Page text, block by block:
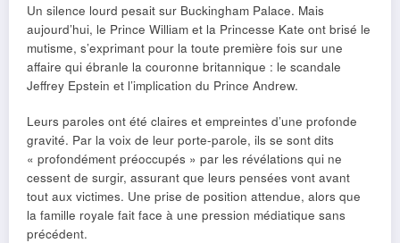
Un silence lourd pesait sur Buckingham Palace. Mais
aujourd’hui, le Prince William et la Princesse Kate ont brisé le
mutisme, s’exprimant pour la toute première fois sur une
affaire qui ébranle la couronne britannique : le scandale
Jeffrey Epstein et l’implication du Prince Andrew.
Leurs paroles ont été claires et empreintes d’une profonde
gravité. Par la voix de leur porte-parole, ils se sont dits
« profondément préoccupés » par les révélations qui ne
cessent de surgir, assurant que leurs pensées vont avant
tout aux victimes. Une prise de position attendue, alors que
la famille royale fait face à une pression médiatique sans
précédent.